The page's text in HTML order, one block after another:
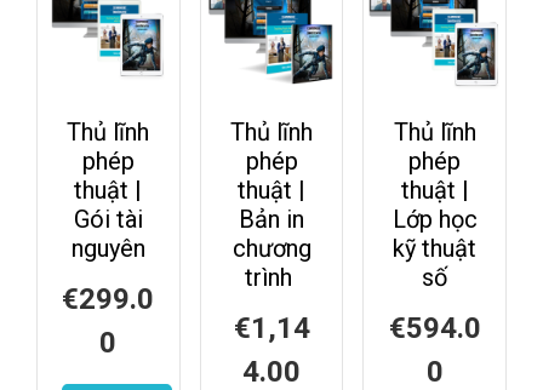
Thủ lĩnh
phép
thuật |
Gói tài
nguyên
€299.0
0
Thủ lĩnh
phép
thuật |
Bản in
chương
trình
€1,14
4.00
Thủ lĩnh
phép
thuật |
Lớp học
kỹ thuật
số
€594.0
0